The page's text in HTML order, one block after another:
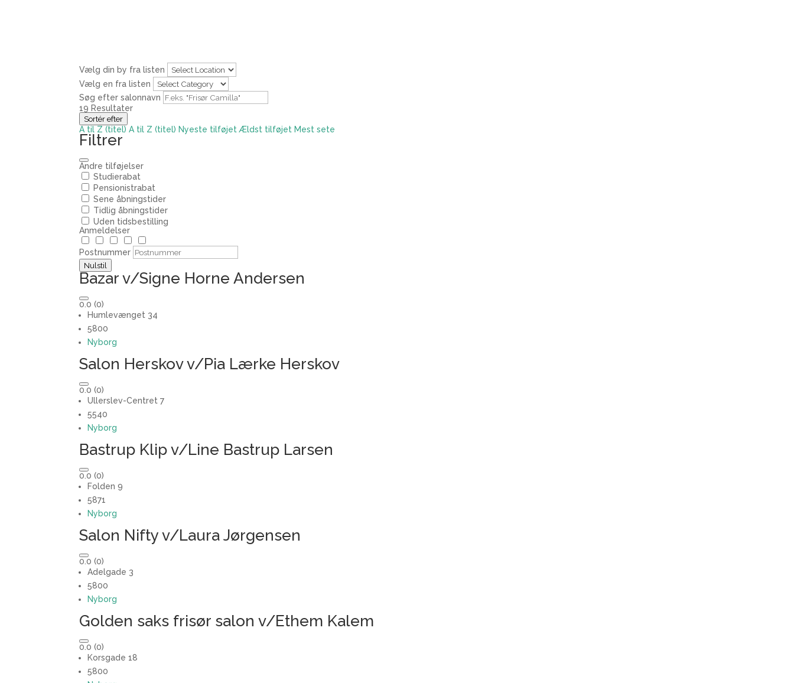
Vælg din by fra listen
Vælg en fra listen
Søg efter salonnavn
19 Resultater
Sortér efter
A til Z (titel) A til Z (titel) Nyeste tilføjet Ældst tilføjet Mest sete
Filtrer
Andre tilføjelser
Studierabat
Pensionistrabat
Sene åbningstider
Tidlig åbningstider
Uden tidsbestilling
Anmeldelser
Postnummer
Nulstil
Bazar v/Signe Horne Andersen
0.0 (0)
Humlevænget 34
5800
Nyborg
Salon Herskov v/Pia Lærke Herskov
0.0 (0)
Ullerslev-Centret 7
5540
Nyborg
Bastrup Klip v/Line Bastrup Larsen
0.0 (0)
Folden 9
5871
Nyborg
Salon Nifty v/Laura Jørgensen
0.0 (0)
Adelgade 3
5800
Nyborg
Golden saks frisør salon v/Ethem Kalem
0.0 (0)
Korsgade 18
5800